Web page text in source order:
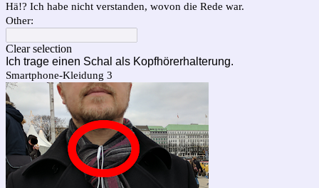
Hä!? Ich habe nicht verstanden, wovon die Rede war.
Other:
Clear selection
Ich trage einen Schal als Kopfhörerhalterung.
Smartphone-Kleidung 3